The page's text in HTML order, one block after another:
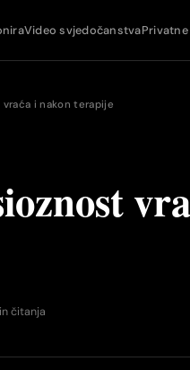
Video svjedočanstva
i nakon terapije
čitanja